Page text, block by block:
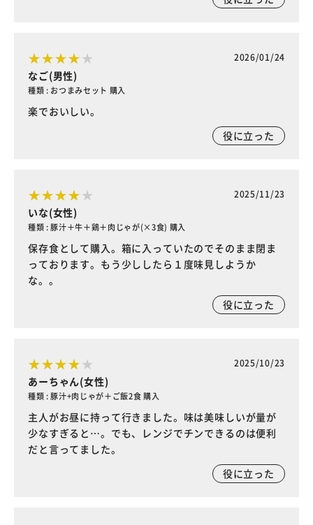
2026/01/24
なご(男性)
種類 : おつまみセット 購入
楽でおいしい。
役に立った
2025/11/23
いな(女性)
種類 : 豚汁＋牛＋鶏＋肉じゃが(×3食) 購入
保存食として購入。箱に入っていたのでそのまま閉ま
っております。もう少ししたら１度味見しようか
な。。
役に立った
2025/10/23
あーちゃん(女性)
種類 : 豚汁+肉じゃが＋ご飯2食 購入
主人がお昼に持って行きました。味は美味しいが量が
少なすぎると…。でも、レンジでチンできるのは便利
だと言ってました。
役に立った